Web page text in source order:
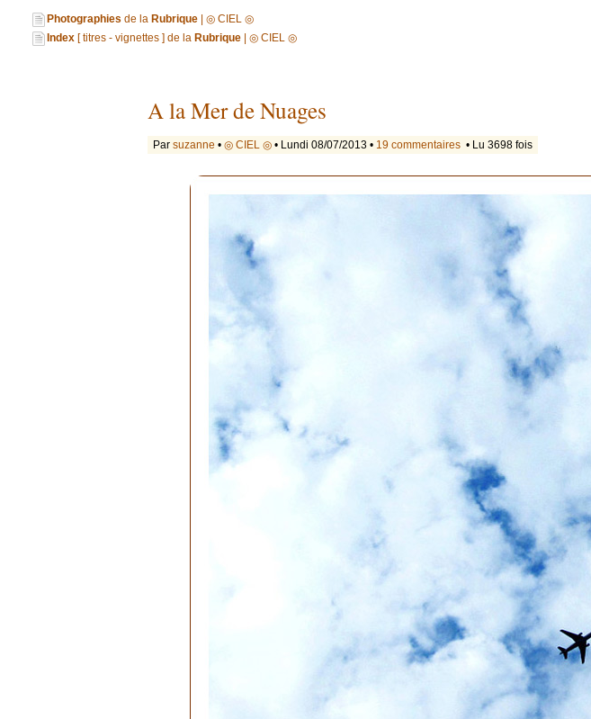
Photographies de la Rubrique | ◎ CIEL ◎
Index [ titres - vignettes ] de la Rubrique | ◎ CIEL ◎
A la Mer de Nuages
Par suzanne • ◎ CIEL ◎ • Lundi 08/07/2013 • 19 commentaires • Lu 3698 fois